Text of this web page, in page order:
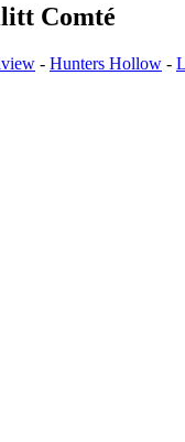
Comté
- Hunters Hollow -